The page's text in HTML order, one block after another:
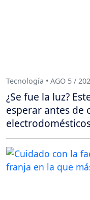
Tecnología • AGO 5 /
¿Se fue la luz?
esperar antes de